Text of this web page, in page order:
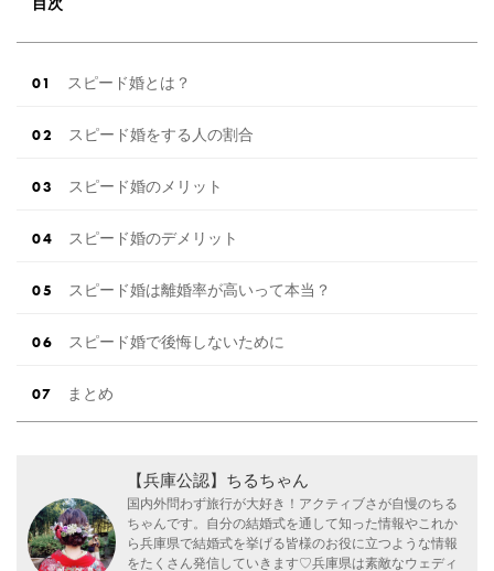
スピード婚とは？
スピード婚をする人の割合
スピード婚のメリット
スピード婚のデメリット
スピード婚は離婚率が高いって本当？
スピード婚で後悔しないために
まとめ
【兵庫公認】ちるちゃん
国内外問わず旅行が大好き！アクティブさが自慢のちる
ちゃんです。自分の結婚式を通して知った情報やこれか
ら兵庫県で結婚式を挙げる皆様のお役に立つような情報
をたくさん発信していきます♡兵庫県は素敵なウェディ